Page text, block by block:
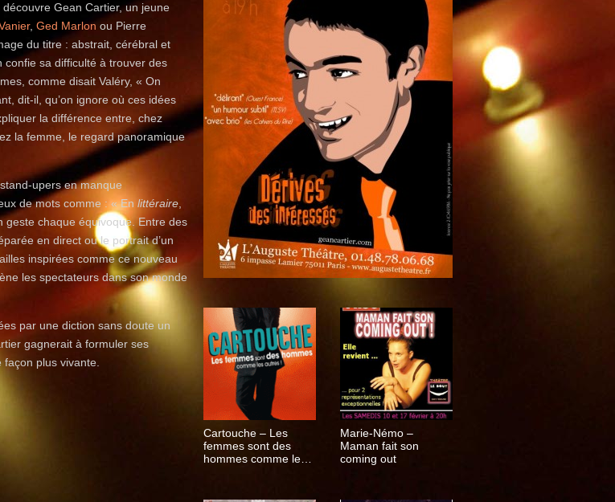
découvre Gean Cartier, un jeune
, Ged Marlon ou Pierre
du titre : abstrait, cérébral et
confie sa difficulté à trouver des
comme disait Valéry, « On
dit-il, qu’on ignore où ces idées
la différence entre, chez
la femme, le regard panoramique
upers en manque
de mots comme : « En littéraire,
geste chaque équivoque. Entre des
en direct ou le portrait d’un
inspirées comme ce nouveau
les spectateurs dans son monde
par une diction sans doute un
gagnerait à formuler ses
plus vivante.
Cartouche – Les
femmes sont des
hommes comme les
Marie-Némo –
Maman fait son
coming out